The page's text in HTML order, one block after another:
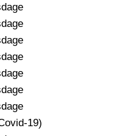
19)